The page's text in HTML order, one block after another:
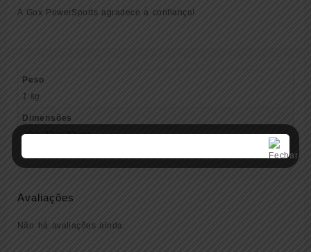
A Gox PowerSports agradece a confiança!
Peso
1 kg
Dimensões
20 × 22 × 20 cm
Avaliações
Não há avaliações ainda.